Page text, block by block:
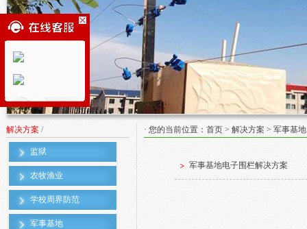
解决方案 /
监狱
农牧渔业
学校周界防范
军事基地
· 您的当前位置： 首页 > 解决方案 > 军事基地
军事基地电子围栏解决方案